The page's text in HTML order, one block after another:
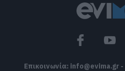
Επικοινωνία: info@evima.gr -